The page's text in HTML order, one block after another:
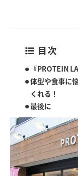
目次
『PROTEIN
体型や食事に
くれる！
最後に